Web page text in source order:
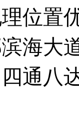
位置
海大
通八达